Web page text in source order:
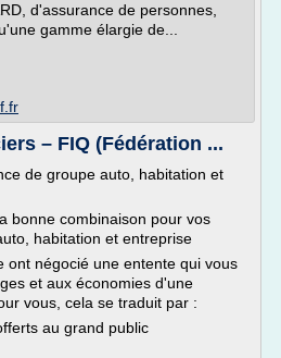
d'assurance de personnes,
gamme élargie de...
– FIQ (Fédération ...
de groupe auto, habitation et
bonne combinaison pour vos
habitation et entreprise
ont négocié une entente qui vous
et aux économies d'une
vous, cela se traduit par :
au grand public